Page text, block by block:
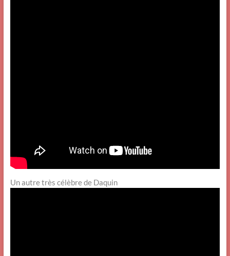
Un autre très célèbre de Daquin